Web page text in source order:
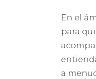
En el
para
a